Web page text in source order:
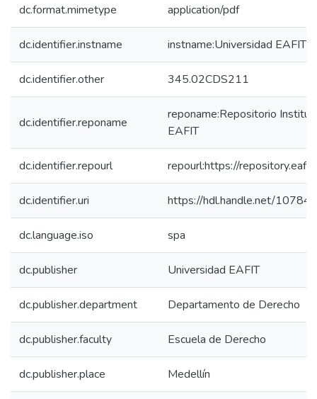
dc.format.mimetype application/pdf
dc.identifier.instname instname:Universidad EAFIT
dc.identifier.other 345.02CDS211
dc.identifier.reponame
reponame:Repositorio
EAFIT
dc.identifier.repourl repourl:https://
dc.identifier.uri https://hdl.handle.net/
dc.language.iso spa
dc.publisher Universidad EAFIT
dc.publisher.department Departamento de Derecho
dc.publisher.faculty Escuela de Derecho
dc.publisher.place Medellín